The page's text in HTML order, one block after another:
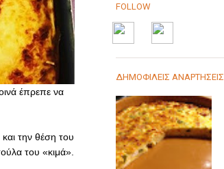
έπρεπε να
την θέση του
του «κιμά».
FOLLOW
ΔΗΜΟΦΙΛΕΙΣ ΑΝΑΡΤΗΣΕΙΣ